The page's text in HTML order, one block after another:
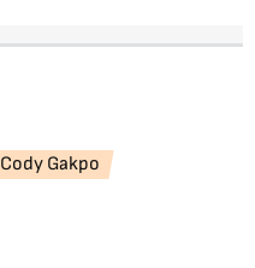
Cody Gakpo